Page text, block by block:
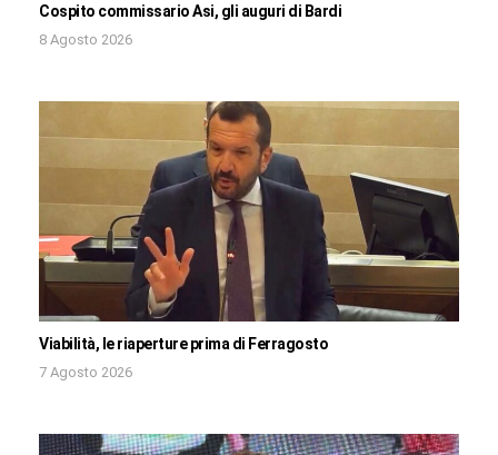
Cospito commissario Asi, gli auguri di Bardi
8 Agosto 2026
Viabilità, le riaperture prima di Ferragosto
7 Agosto 2026